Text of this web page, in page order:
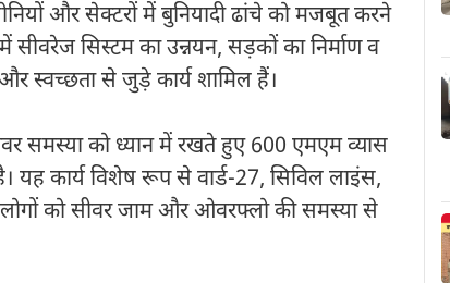
और सेक्टरों में बुनियादी ढांचे को मजबूत करने
सीवरेज सिस्टम का उन्नयन, सड़कों का निर्माण व
और स्वच्छता से जुड़े कार्य शामिल हैं।
समस्या को ध्यान में रखते हुए 600 एमएम व्यास
यह कार्य विशेष रूप से वार्ड-27, सिविल लाइंस,
लोगों को सीवर जाम और ओवरफ्लो की समस्या से